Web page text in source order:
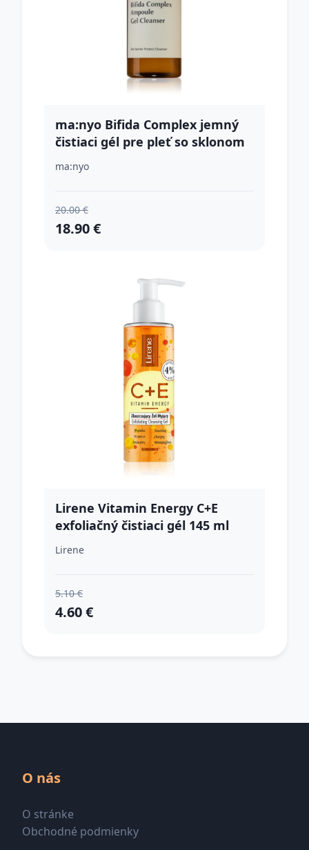
ma:nyo Bifida Complex jemný
čistiaci gél pre pleť so sklonom
ma:nyo
20.00 €
18.90 €
Lirene Vitamin Energy C+E
exfoliačný čistiaci gél 145 ml
Lirene
5.10 €
4.60 €
O nás
O stránke
Obchodné podmienky